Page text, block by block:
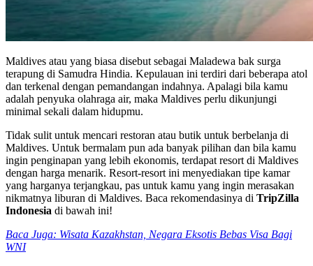
Maldives atau yang biasa disebut sebagai Maladewa bak surga
terapung di Samudra Hindia. Kepulauan ini terdiri dari beberapa atol
dan terkenal dengan pemandangan indahnya. Apalagi bila kamu
adalah penyuka olahraga air, maka Maldives perlu dikunjungi
minimal sekali dalam hidupmu.
Tidak sulit untuk mencari restoran atau butik untuk berbelanja di
Maldives. Untuk bermalam pun ada banyak pilihan dan bila kamu
ingin penginapan yang lebih ekonomis, terdapat resort di Maldives
dengan harga menarik. Resort-resort ini menyediakan tipe kamar
yang harganya terjangkau, pas untuk kamu yang ingin merasakan
nikmatnya liburan di Maldives. Baca rekomendasinya di TripZilla
Indonesia di bawah ini!
Baca Juga: Wisata Kazakhstan, Negara Eksotis Bebas Visa Bagi
WNI